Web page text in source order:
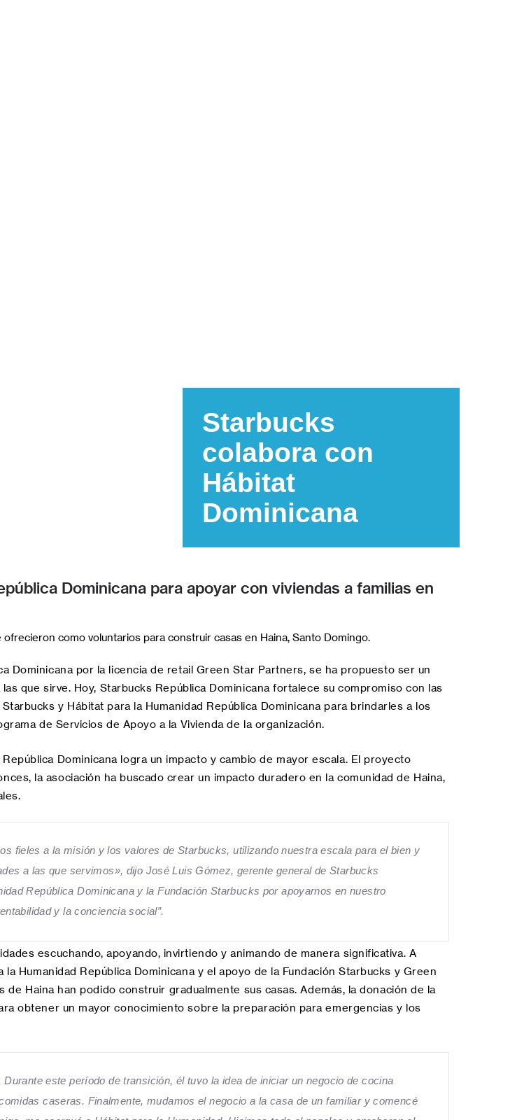
Starbucks
colabora con
Hábitat
Dominicana
Dominicana para apoyar con viviendas a familias en
como voluntarios para construir casas en Haina, Santo Domingo.
Dominicana por la licencia de retail Green Star Partners, se ha propuesto ser un
que sirve. Hoy, Starbucks República Dominicana fortalece su compromiso con las
y Hábitat para la Humanidad República Dominicana para brindarles a los
de Servicios de Apoyo a la Vivienda de la organización.
Dominicana logra un impacto y cambio de mayor escala. El proyecto
la asociación ha buscado crear un impacto duradero en la comunidad de Haina,
fieles a la misión y los valores de Starbucks, utilizando nuestra escala para el bien y
a las que servimos», dijo José Luis Gómez, gerente general de Starbucks
República Dominicana y la Fundación Starbucks por apoyarnos en nuestro
y la conciencia social”.
escuchando, apoyando, invirtiendo y animando de manera significativa. A
Humanidad República Dominicana y el apoyo de la Fundación Starbucks y Green
Haina han podido construir gradualmente sus casas. Además, la donación de la
obtener un mayor conocimiento sobre la preparación para emergencias y los
este período de transición, él tuvo la idea de iniciar un negocio de cocina
caseras. Finalmente, mudamos el negocio a la casa de un familiar y comencé